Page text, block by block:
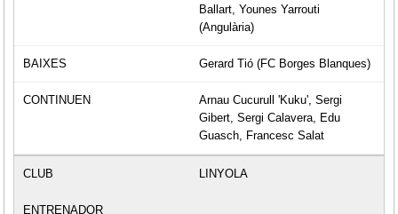
Ballart, Younes Yarrouti
(Angulària)
Gerard Tió (FC Borges Blanques)
Arnau Cucurull 'Kuku', Sergi
Gibert, Sergi Calavera, Edu
Guasch, Francesc Salat
LINYOLA